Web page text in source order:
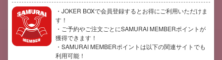
・JOKER BOXで会員登録するとお得にご利用いただけま
す！
・ご予約やご注文ごとにSAMURAI MEMBERポイントが
獲得できます！
・SAMURAI MEMBERポイントは以下の関連サイトでも
利用可能！